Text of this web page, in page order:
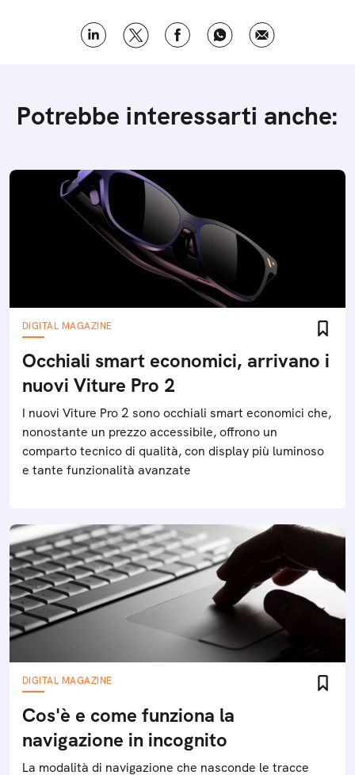
Potrebbe interessarti anche:
DIGITAL MAGAZINE
Occhiali smart economici, arrivano i
nuovi Viture Pro 2
I nuovi Viture Pro 2 sono occhiali smart economici che,
nonostante un prezzo accessibile, offrono un
comparto tecnico di qualità, con display più luminoso
e tante funzionalità avanzate
DIGITAL MAGAZINE
Cos'è e come funziona la
navigazione in incognito
La modalità di navigazione che nasconde le tracce